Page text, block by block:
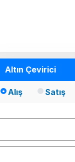
Altın Çevirici
Alış Satış